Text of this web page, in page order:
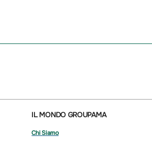
IL MONDO GROUPAMA
Chi Siamo